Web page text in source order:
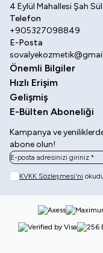
4 Eylül Mahallesi Şah
Telefon
+905327098849
E-Posta
Önemli Bilgiler
Hızlı Erişim
Gelişmiş
E-Bülten Aboneliği
Kampanya ve
abone olun!
KVKK Sözleşmesi'ni